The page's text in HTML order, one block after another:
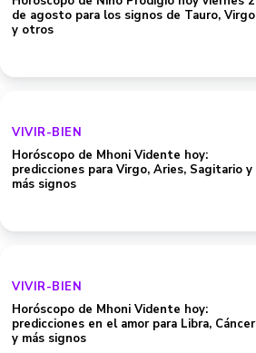
de agosto para los signos de Tauro, Virgo
y otros
VIVIR-BIEN
Horóscopo de Mhoni Vidente hoy:
predicciones para Virgo, Aries, Sagitario y
más signos
VIVIR-BIEN
Horóscopo de Mhoni Vidente hoy:
predicciones en el amor para Libra, Cáncer
y más signos